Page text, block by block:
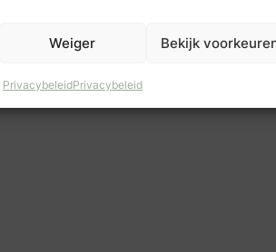
Weiger Bekijk
PrivacybeleidPrivacybeleid